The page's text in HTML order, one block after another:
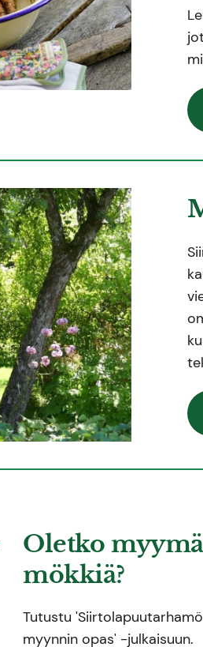
Oletko
mökkiä?
Tutustu
myynnin opas' -julkaisuun.